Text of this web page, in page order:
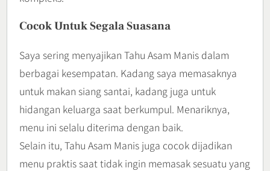
Cocok Untuk Segala Suasana
Saya sering menyajikan Tahu Asam Manis dalam
berbagai kesempatan. Kadang saya memasaknya
untuk makan siang santai, kadang juga untuk
hidangan keluarga saat berkumpul. Menariknya,
menu ini selalu diterima dengan baik.
Selain itu, Tahu Asam Manis juga cocok dijadikan
menu praktis saat tidak ingin memasak sesuatu yang